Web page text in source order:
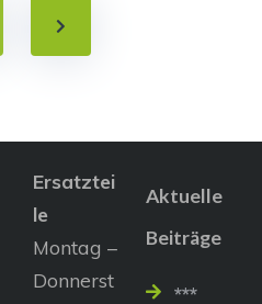
Ersatztei
le
Montag –
Donnerst
Aktuelle
Beiträge
***